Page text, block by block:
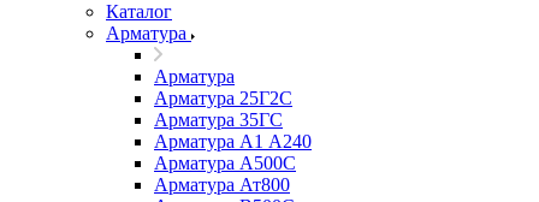
Каталог
Арматура
Арматура
Арматура 25Г2С
Арматура 35ГС
Арматура А1 А240
Арматура А500С
Арматура Ат800